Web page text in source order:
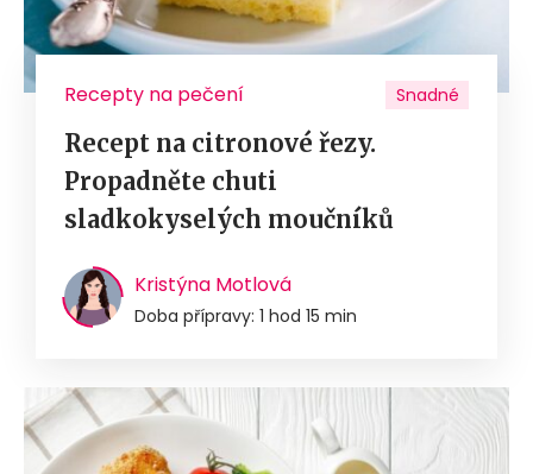
Recepty na pečení Snadné
Recept na citronové řezy.
Propadněte chuti
sladkokyselých moučníků
Kristýna Motlová
Doba přípravy: 1 hod 15 min